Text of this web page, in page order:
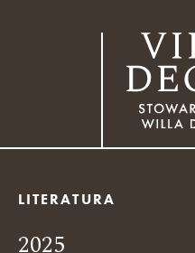
LITERATURA
2025